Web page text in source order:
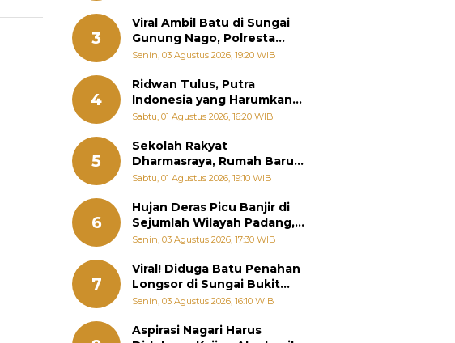
3
Viral Ambil Batu di Sungai
Gunung Nago, Polresta
Padang Ungkap Fakta
Senin, 03 Agustus 2026, 19:20 WIB
4
Ridwan Tulus, Putra
Indonesia yang Harumkan
Nama Bangsa hingga
Jepang
Sabtu, 01 Agustus 2026, 16:20 WIB
5
Sekolah Rakyat
Dharmasraya, Rumah Baru
268 Anak Menggapai Mimpi
Kemiskinan
Sabtu, 01 Agustus 2026, 19:10 WIB
6
Hujan Deras Picu Banjir di
Sejumlah Wilayah Padang,
Fadly Amran Perintahkan
Senin, 03 Agustus 2026, 17:30 WIB
7
Viral! Diduga Batu Penahan
Longsor di Sungai Bukit
Nago Padang Diambil, Warga
Senin, 03 Agustus 2026, 16:10 WIB
Aspirasi Nagari Harus